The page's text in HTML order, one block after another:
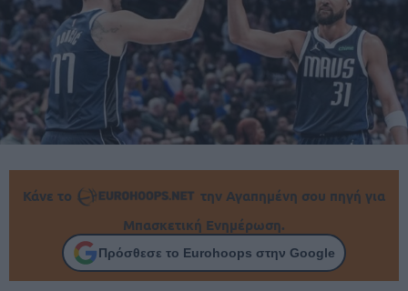
Κάνε το
την Αγαπημένη σου πηγή για
Μπασκετική Ενημέρωση.
Πρόσθεσε το Eurohoops στην Google